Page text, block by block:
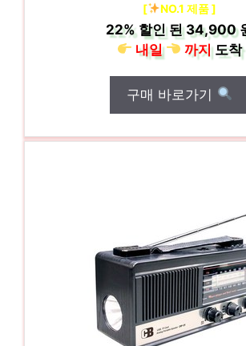
[ NO.1 제품 ]
22% 할인 된34,900
내일
까지도착
구매 바로가기